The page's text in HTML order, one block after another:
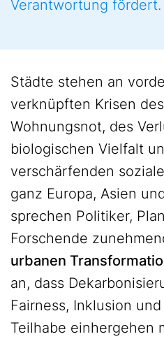
Verantwortung fördert.
Städte stehen an
verknüpften Krisen
Wohnungsnot, des
biologischen Vielfalt
verschärfenden
ganz Europa, Asien
sprechen Politiker,
Forschende
urbanen
an, dass
Fairness, Inklusion
Teilhabe einhergehen